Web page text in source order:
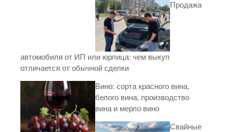
Продажа
автомобиля от ИП или юрлица: чем выкуп
отличается от обычной сделки
Вино: сорта красного вина,
белого вина, производство
вина и мерло вино
Свайные